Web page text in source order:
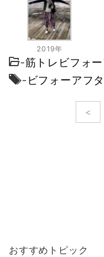
2019年
-筋トレビフォ
- ビフォーアフ
<
おすすめトピック